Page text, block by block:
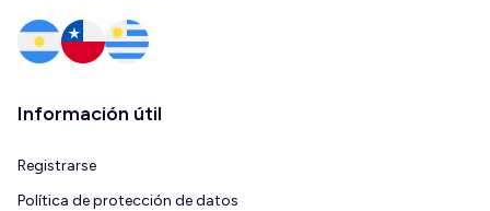
Información útil
Registrarse
Política de protección de datos